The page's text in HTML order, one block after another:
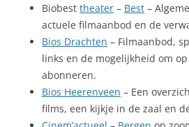
Biobest theater – Best –
actuele filmaanbod en de
Bios Drachten – Filmaanbod,
links en de mogelijkheid om
abonneren.
Bios Heerenveen – Een
films, een kijkje in de zaal en